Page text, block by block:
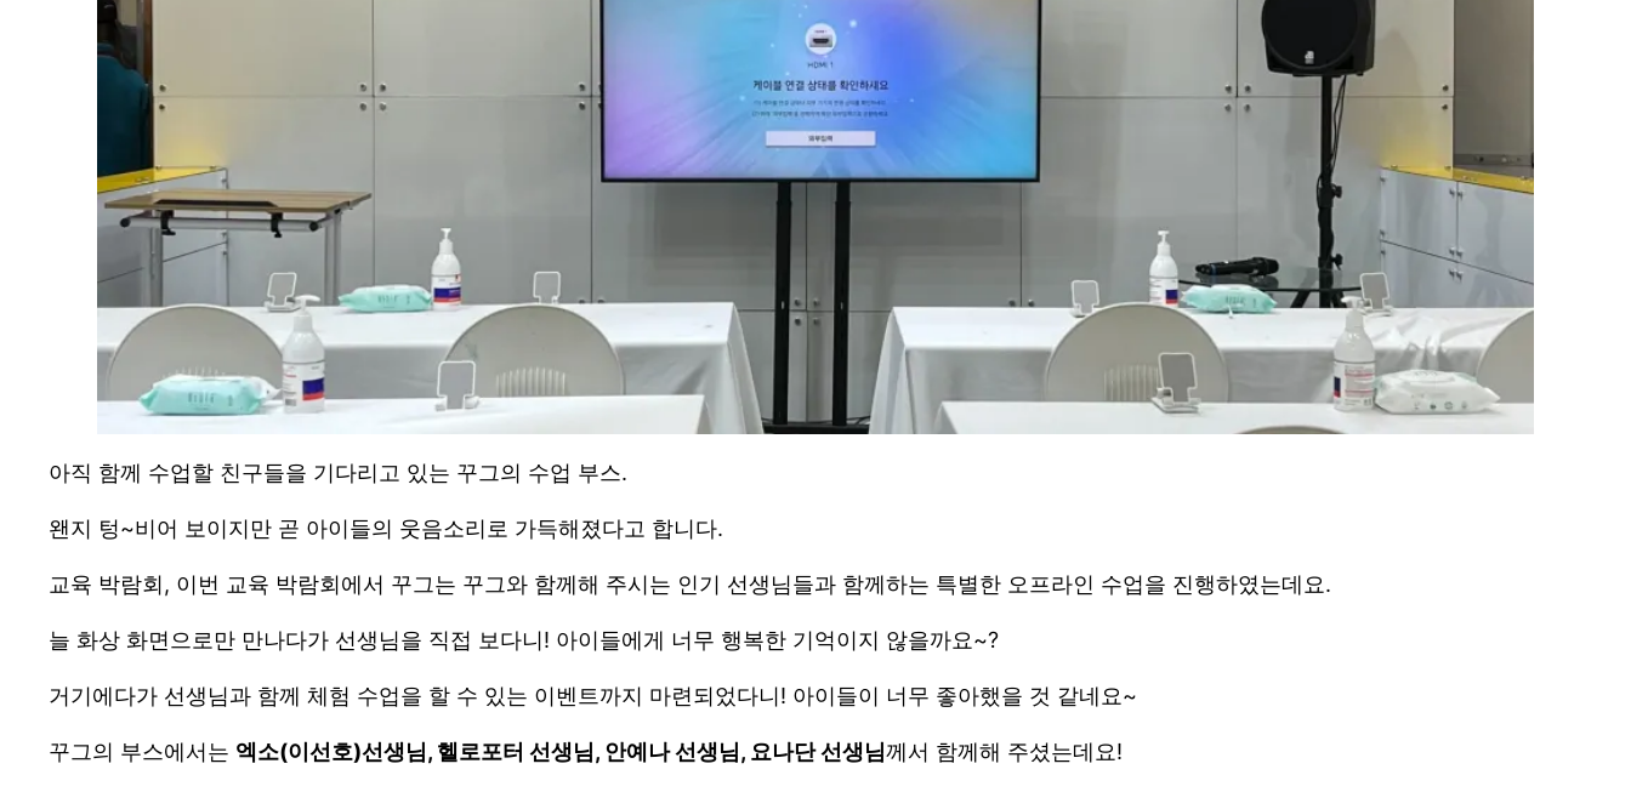
아직 함께 수업할 친구들을 기다리고 있는 꾸그의 수업 부스.
왠지 텅~비어 보이지만 곧 아이들의 웃음소리로 가득해졌다고 합니다.
교육 박람회, 이번 교육 박람회에서 꾸그는 꾸그와 함께해 주시는 인기 선생님들과 함께하는 특별한 오프라인 수업을 진행하였는데요.
늘 화상 화면으로만 만나다가 선생님을 직접 보다니! 아이들에게 너무 행복한 기억이지 않을까요~?
거기에다가 선생님과 함께 체험 수업을 할 수 있는 이벤트까지 마련되었다니! 아이들이 너무 좋아했을 것 같네요~
꾸그의 부스에서는 엑소(이선호)선생님, 헬로포터 선생님, 안예나 선생님, 요나단 선생님께서 함께해 주셨는데요!